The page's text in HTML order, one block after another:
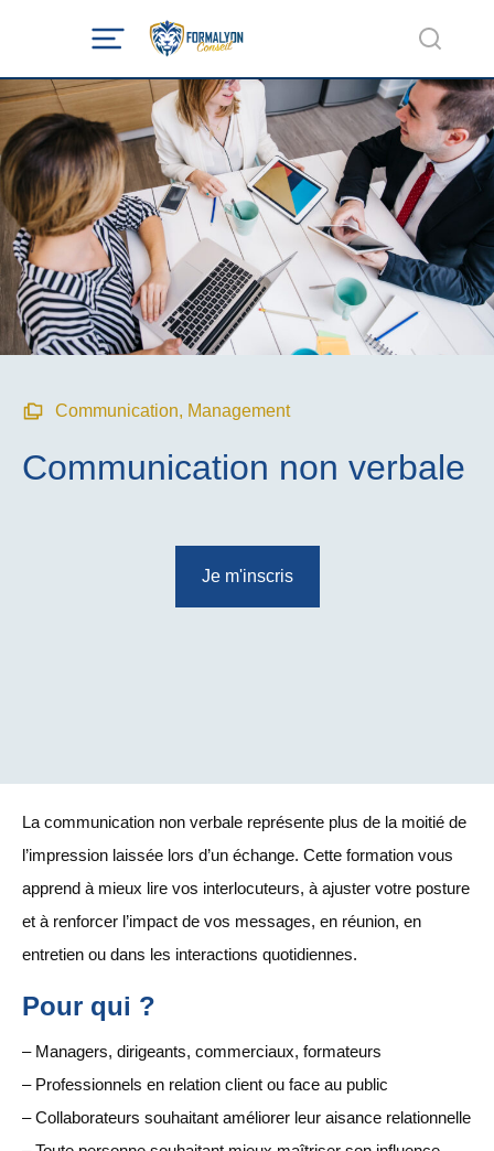
Communication, Management
Communication non verbale
Je m'inscris
La communication non verbale représente plus de la moitié de
l’impression laissée lors d’un échange. Cette formation vous
apprend à mieux lire vos interlocuteurs, à ajuster votre posture
et à renforcer l’impact de vos messages, en réunion, en
entretien ou dans les interactions quotidiennes.
Pour qui ?
– Managers, dirigeants, commerciaux, formateurs
– Professionnels en relation client ou face au public
– Collaborateurs souhaitant améliorer leur aisance relationnelle